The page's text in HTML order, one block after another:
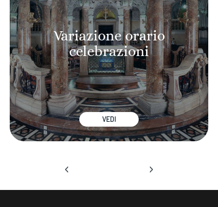
Variazione orario
celebrazioni
VEDI
‹ ›